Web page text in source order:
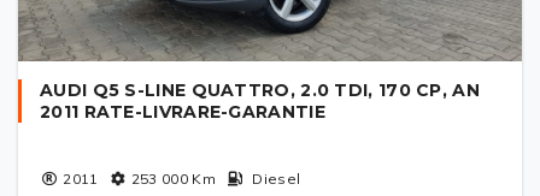
AUDI Q5 S-LINE QUATTRO, 2.0 TDI, 170 CP, AN
2011 RATE-LIVRARE-GARANTIE
2011 253 000Km Diesel